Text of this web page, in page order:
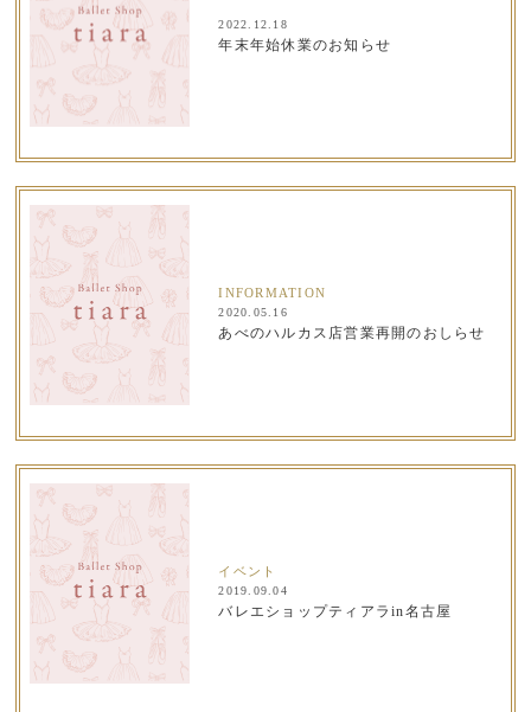
2022.12.18
年末年始休業のお知らせ
INFORMATION
2020.05.16
あべのハルカス店営業再開のおしらせ
イベント
2019.09.04
バレエショップティアラin名古屋